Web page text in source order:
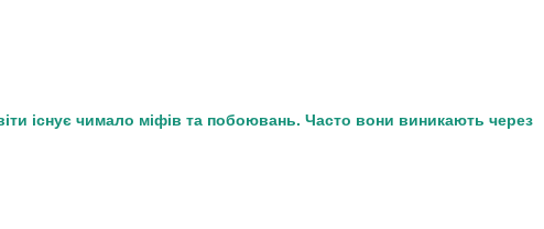
існує чимало міфів та побоювань. Часто вони виникають через